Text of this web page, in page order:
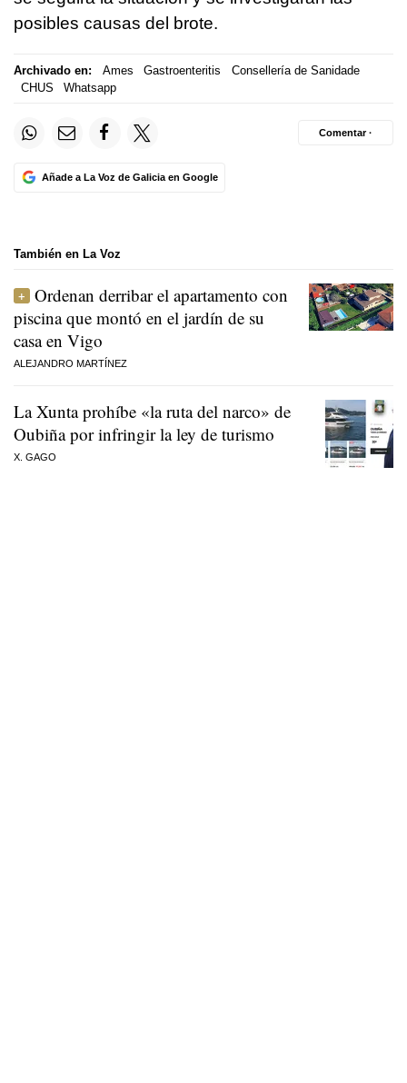
posibles causas del brote.
Archivado en: Ames Gastroenteritis
Consellería de Sanidade
CHUS
Whatsapp
Añade a La Voz de Galicia en Google
Comentar ·
También en La Voz
Ordenan derribar el apartamento con
piscina que montó en el jardín de su
casa en Vigo
ALEJANDRO MARTÍNEZ
La Xunta prohíbe «la ruta del narco» de
Oubiña por infringir la ley de turismo
X. GAGO